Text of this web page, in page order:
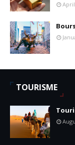
TOURISME